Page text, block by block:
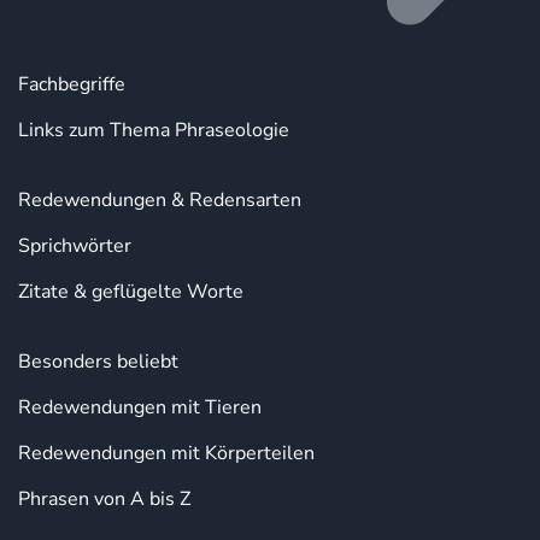
Fachbegriffe
Links zum Thema Phraseologie
Redewendungen & Redensarten
Sprichwörter
Zitate & geflügelte Worte
Besonders beliebt
Redewendungen mit Tieren
Redewendungen mit Körperteilen
Phrasen von A bis Z